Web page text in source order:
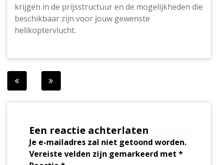
krijgen in de prijsstructuur en de mogelijkheden die
beschikbaar zijn voor jouw gewenste
helikoptervlucht.
Berichtnavigatie
Een reactie achterlaten
Je e-mailadres zal niet getoond worden.
Vereiste velden zijn gemarkeerd met *